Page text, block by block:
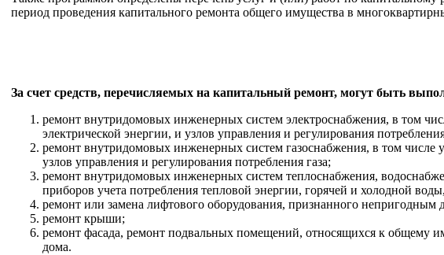
период проведения капитального ремонта общего имущества в
За счет средств, перечисляемых на капитальный ремонт, могут быть
ремонт внутридомовых инженерных систем электроснабжения, в том
электрической энергии, и узлов управления и регулирования
ремонт внутридомовых инженерных систем газоснабжения, в том числе
узлов управления и регулирования потребления газа;
ремонт внутридомовых инженерных систем теплоснабжения,
приборов учета потребления тепловой энергии, горячей и холодной
ремонт или замена лифтового оборудования, признанного непригодным
ремонт крыши;
ремонт фасада, ремонт подвальных помещений, относящихся к общему
дома.